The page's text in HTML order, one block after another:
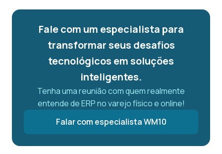
Fale com um especialista para
transformar seus desafios
tecnológicos em soluções
inteligentes.
Tenha uma reunião com quem realmente
entende de ERP no varejo físico e online!
Falar com especialista WM10